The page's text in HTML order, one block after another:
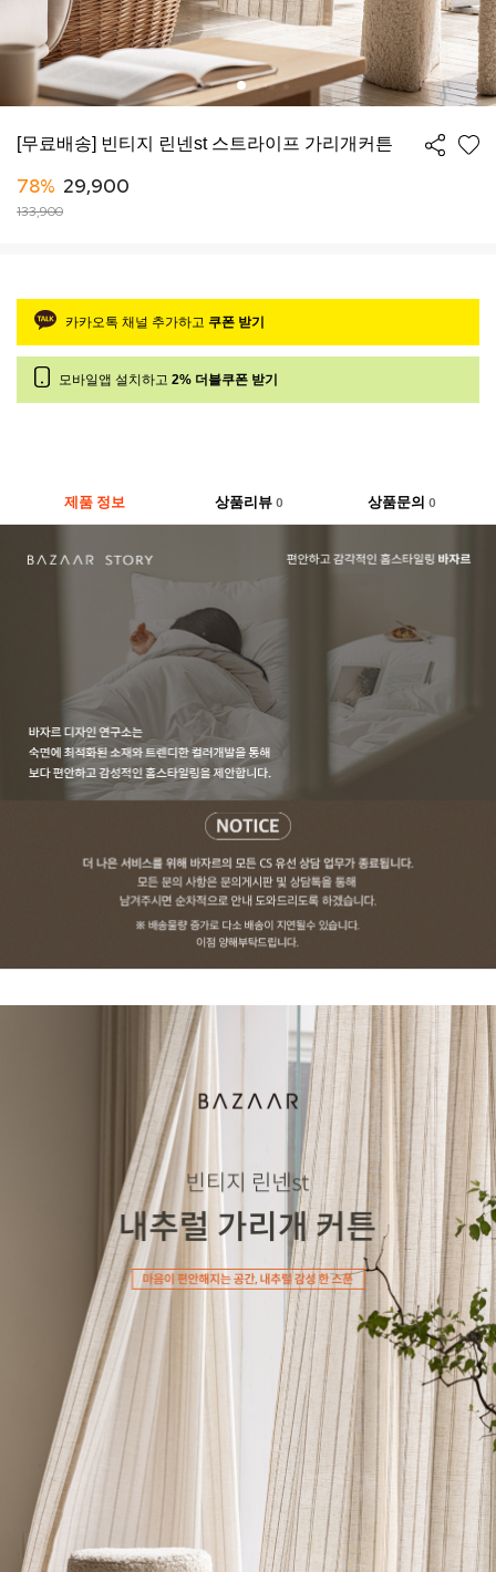
[무료배송] 빈티지 린넨st 스트라이프 가리개커튼
78% 29,900
133,900
카카오톡 채널 추가하고 쿠폰 받기
모바일앱 설치하고 2% 더블쿠폰 받기
제품 정보 상품리뷰 0 상품문의0